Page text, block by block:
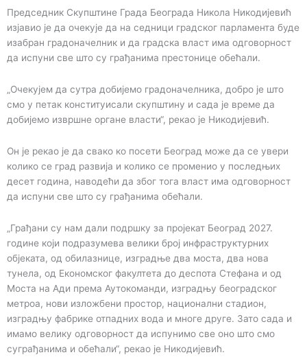
Председник Скупштине Града Београда Никола Никодијевић
изјавио је да очекује да на седници градског парламента буде
изабран градоначелник и да градска власт има одговорност
да испуни све што су грађанима престонице обећали.
„Очекујем да сутра добијемо градоначелника, добро је што
смо у петак конституисали скупштину и сада је време да
добијемо извршне органе власти“, рекао је Никодијевић.
Он је рекао је да свако ко посети Београд може да се увери
колико се град развија и колико се променио у последњих
десет година, наводећи да због тога власт има одговорност
да испуни све што су грађанима обећали.
„Грађани су нам дали подршку за пројекат Београд 2027.
године који подразумева велики број инфраструктурних
објеката, од обилазнице, изградње два моста, два нова
тунела, од Економског факултета до деспота Стефана и од
Моста на Ади према Аутокоманди, изградњу београдског
метроа, нови изложбени простор, национални стадион,
изградњу фабрике отпадних вода и многе друге. Зато сада и
имамо велику одговорност да испунимо све оно што смо
суграђанима и обећали“, рекао је Никодијевић.